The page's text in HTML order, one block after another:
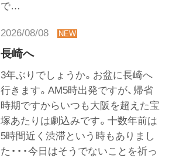
で…
2026/08/08
長崎へ
3年ぶりでしょうか。お盆に長崎へ
行きます。AM5時出発ですが、帰省
時期ですからいつも大阪を超えた宝
塚あたりは劇込みです。十数年前は
5時間近く渋滞という時もありまし
た・・・今日はそうでないことを祈っ